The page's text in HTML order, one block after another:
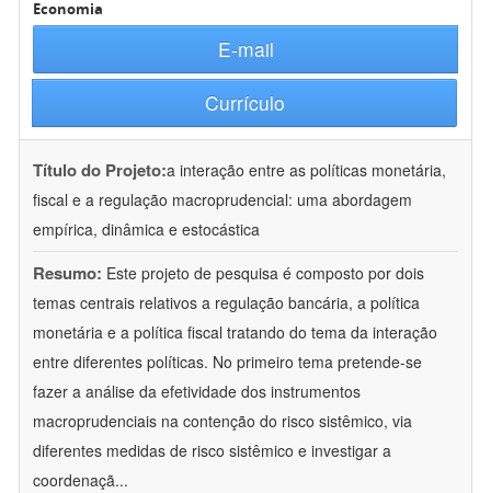
Economia
E-mail
Currículo
Título do Projeto:a interação entre as políticas monetária,
fiscal e a regulação macroprudencial: uma abordagem
empírica, dinâmica e estocástica
Resumo: Este projeto de pesquisa é composto por dois
temas centrais relativos a regulação bancária, a política
monetária e a política fiscal tratando do tema da interação
entre diferentes políticas. No primeiro tema pretende-se
fazer a análise da efetividade dos instrumentos
macroprudenciais na contenção do risco sistêmico, via
diferentes medidas de risco sistêmico e investigar a
coordenaçã...